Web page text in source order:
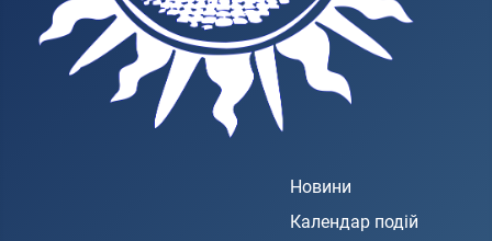
Новини
Календар подій